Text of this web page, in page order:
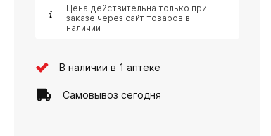
Цена действительна только при
заказе через сайт товаров в
наличии
В наличии в 1 аптеке
Самовывоз сегодня